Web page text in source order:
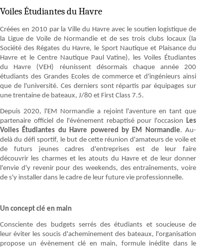
Voiles Étudiantes du Havre
Créées en 2010 par la Ville du Havre avec le soutien logistique de
la Ligue de Voile de Normandie et de ses trois clubs locaux (la
Société des Régates du Havre, le Sport Nautique et Plaisance du
Havre et le Centre Nautique Paul Vatine), les Voiles Étudiantes
du Havre (VEH) réunissent désormais chaque année 200
étudiants des Grandes Ecoles de commerce et d'ingénieurs ainsi
que de l'université. Ces derniers sont répartis par équipages sur
une trentaine de bateaux, J/80 et First Class 7.5.
Depuis 2020, l'EM Normandie a rejoint l'aventure en tant que
partenaire officiel de l'événement rebaptisé pour l'occasion Les
Voiles Étudiantes du Havre powered by EM Normandie. Au-
delà du défi sportif, le but de cette réunion d'amateurs de voile et
de futurs jeunes cadres d'entreprises est de leur faire
découvrir les charmes et les atouts du Havre et de leur donner
l'envie d'y revenir pour des weekends, des entraînements, voire
de s'y installer dans le cadre de leur future vie professionnelle.
Un concept clé en main
Consciente des budgets serrés des étudiants et soucieuse de
leur éviter les soucis d'acheminement des bateaux, l'organisation
propose un évènement clé en main, formule inédite dans le